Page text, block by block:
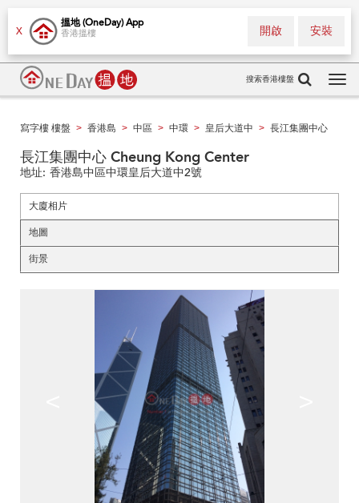
X
搵地 (OneDay) App
香港搵樓 安裝
開啟
搜索香港樓盤
寫字樓 樓盤 > 香港島 > 中區 > 中環 > 皇后大道中 > 長江集團中心
長江集團中心 Cheung Kong Center
地址: 香港島中區中環皇后大道中2號
大廈相片
地圖
街景